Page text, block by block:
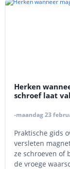
Herken
schroef laat
-maandag 23
Praktische gids
versleten
ze schroeven of
de vroege